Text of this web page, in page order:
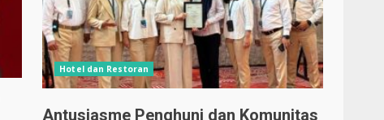
Hotel dan Restoran
Antusiasme Penghuni dan Komunitas